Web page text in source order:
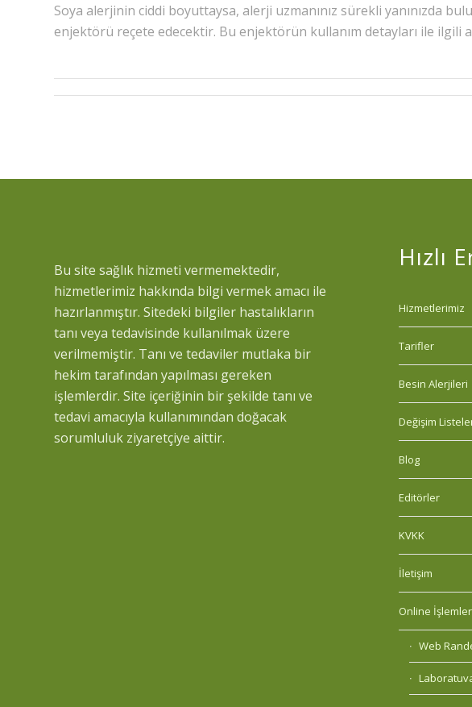
Soya alerjinin ciddi boyuttaysa, alerji uzmanınız sürekli yanınızda
enjektörü reçete edecektir. Bu enjektörün kullanım detayları ile ilgili
Bu site sağlık hizmeti vermemektedir,
hizmetlerimiz hakkında bilgi vermek amacı ile
hazırlanmıştır. Sitedeki bilgiler hastalıkların
tanı veya tedavisinde kullanılmak üzere
verilmemiştir. Tanı ve tedaviler mutlaka bir
hekim tarafından yapılması gereken
işlemlerdir. Site içeriğinin bir şekilde tanı ve
tedavi amacıyla kullanımından doğacak
sorumluluk ziyaretçiye aittir.
Hızlı
Hizmetlerimiz
Tarifler
Besin Alerjileri
Değişim
Blog
Editörler
KVKK
İletişim
Online İşlemler
Web